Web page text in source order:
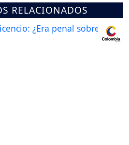
RELACIONADOS